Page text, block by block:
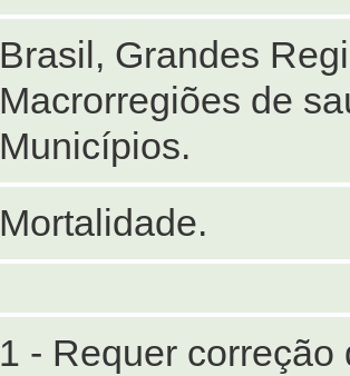
Brasil, Grandes
Macrorregiões de
Municípios.
Mortalidade.
1 - Requer